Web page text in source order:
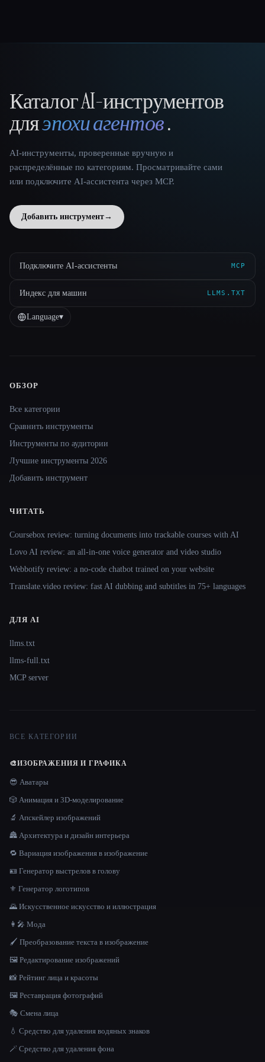
That AI Collection
Каталог AI-инструментов
дляэпохи агентов.
AI-инструменты, проверенные вручную и
распределённые по категориям. Просматривайте сами
или подключите AI-ассистента через MCP.
Добавить инструмент→
Подключите AI-ассистенты MCP
Индекс для машин LLMS.TXT
Language▾
Site navigation
ОБЗОР
Все категории
Сравнить инструменты
Инструменты по аудитории
Лучшие инструменты 2026
Добавить инструмент
ЧИТАТЬ
Coursebox review: turning documents into trackable courses with AI
Lovo AI review: an all-in-one voice generator and video studio
Webbotify review: a no-code chatbot trained on your website
Translate.video review: fast AI dubbing and subtitles in 75+ languages
ДЛЯ AI
llms.txt
llms-full.txt
MCP server
ВСЕ КАТЕГОРИИ
🎨ИЗОБРАЖЕНИЯ И ГРАФИКА
😎 Аватары
🎲 Анимация и 3D-моделирование
🔬 Апскейлер изображений
🏯 Архитектура и дизайн интерьера
🔁 Вариация изображения в изображение
🪪 Генератор выстрелов в голову
⚜️ Генератор логотипов
🌄 Искусственное искусство и иллюстрация
👩‍🎤 Мода
🖌️ Преобразование текста в изображение
🖼️ Редактирование изображений
📸 Рейтинг лица и красоты
🖼️ Реставрация фотографий
🎭 Смена лица
💧 Средство для удаления водяных знаков
🪄 Средство для удаления фона